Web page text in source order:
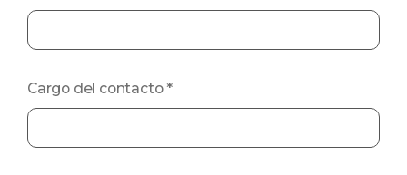
Cargo del contacto *